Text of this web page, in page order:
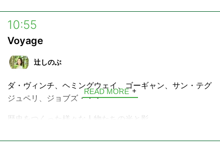
2. 画面左上「新規登録」ボタンからメールアドレスの登
録作業を行ってください。
3. ご入力いただいたメールアドレス宛てに届いたメール
からユーザー登録用URLにアクセスします。
10:55
Voyage
辻しのぶ
ダ・ヴィンチ、ヘミングウェイ、ゴーギャン、サン・テグ
ジュペリ、ジョブズ・・・
歴史をつくった様々な人物たちの光と影。
そして今なお色あせない、その生きざまを言葉で旅する4
READ MORE